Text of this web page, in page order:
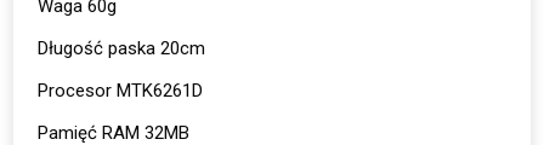
Waga 60g
Długość paska 20cm
Procesor MTK6261D
Pamięć RAM 32MB